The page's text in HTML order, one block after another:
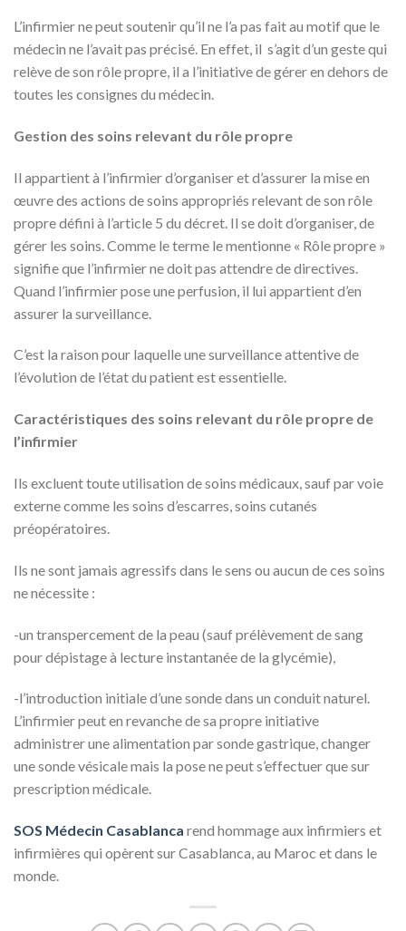
L’infirmier ne peut soutenir qu’il ne l’a pas fait au motif que le
médecin ne l’avait pas précisé. En effet, il s’agit d’un geste qui
relève de son rôle propre, il a l’initiative de gérer en dehors de
toutes les consignes du médecin.
Gestion des soins relevant du rôle propre
Il appartient à l’infirmier d’organiser et d’assurer la mise en
œuvre des actions de soins appropriés relevant de son rôle
propre défini à l’article 5 du décret. Il se doit d’organiser, de
gérer les soins. Comme le terme le mentionne « Rôle propre »
signifie que l’infirmier ne doit pas attendre de directives.
Quand l’infirmier pose une perfusion, il lui appartient d’en
assurer la surveillance.
C’est la raison pour laquelle une surveillance attentive de
l’évolution de l’état du patient est essentielle.
Caractéristiques des soins relevant du rôle propre de
l’infirmier
Ils excluent toute utilisation de soins médicaux, sauf par voie
externe comme les soins d’escarres, soins cutanés
préopératoires.
Ils ne sont jamais agressifs dans le sens ou aucun de ces soins
ne nécessite :
-un transpercement de la peau (sauf prélèvement de sang
pour dépistage à lecture instantanée de la glycémie),
-l’introduction initiale d’une sonde dans un conduit naturel.
L’infirmier peut en revanche de sa propre initiative
administrer une alimentation par sonde gastrique, changer
une sonde vésicale mais la pose ne peut s’effectuer que sur
prescription médicale.
SOS Médecin Casablanca rend hommage aux infirmiers et
infirmières qui opèrent sur Casablanca, au Maroc et dans le
monde.